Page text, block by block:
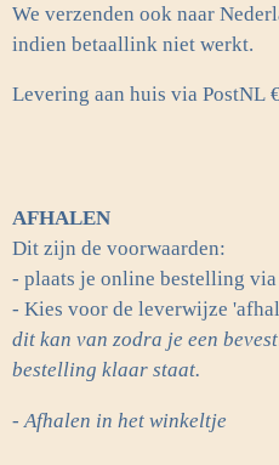
We verzenden ook naar
indien betaallink niet werkt.
Levering aan huis via PostNL
AFHALEN
Dit zijn de voorwaarden:
- plaats je online bestelling via
- Kies voor de leverwijze
dit kan van zodra je een
bestelling klaar staat.
- Afhalen in het winkeltje